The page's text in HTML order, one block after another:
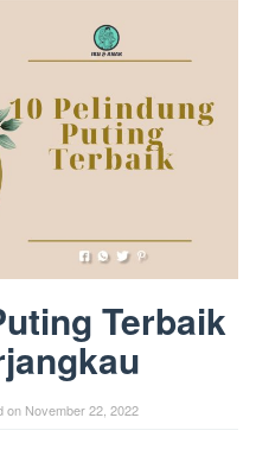
Terbaik
on November 22, 2022